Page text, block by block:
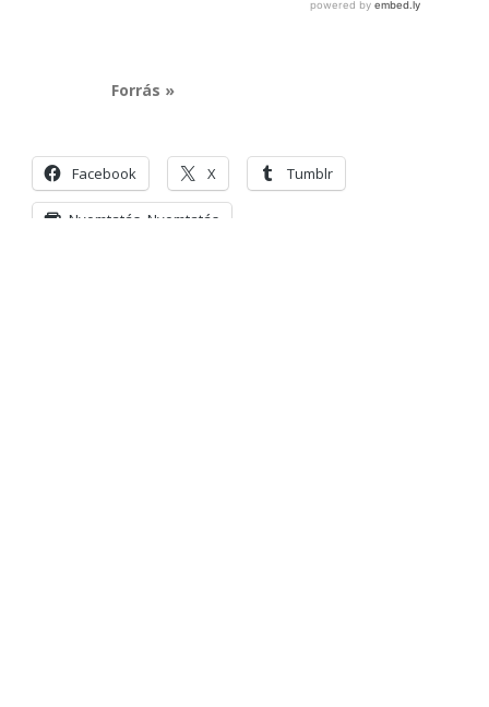
Forrás »
Facebook X Tumblr
Nyomtatás Nyomtatás